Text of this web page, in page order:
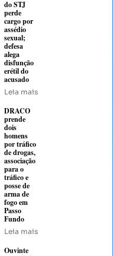
do STJ
perde
cargo por
assédio
sexual;
defesa
alega
disfunção
erétil do
acusado
Leia mais
DRACO
prende
dois
homens
por tráfico
de drogas,
associação
para o
tráfico e
posse de
arma de
fogo em
Passo
Fundo
Leia mais
Ouvinte